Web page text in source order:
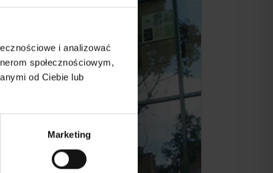
i analizować
społecznościowym,
od Ciebie lub
Marketing